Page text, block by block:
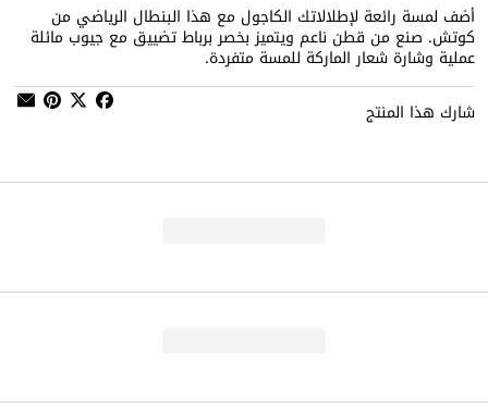
أضف لمسة رائعة لإطلالاتك الكاجول مع هذا البنطال الرياضي من
كوتش. صنع من قطن ناعم ويتميز بخصر برباط تضييق مع جيوب مائلة
عملية وشارة شعار الماركة للمسة متفردة.
شارك هذا المنتج